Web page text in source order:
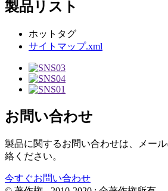
製品リスト
ホットタグ
サイトマップ.xml
お問い合わせ
製品に関するお問い合わせは、メー
絡ください。
今すぐお問い合わせ